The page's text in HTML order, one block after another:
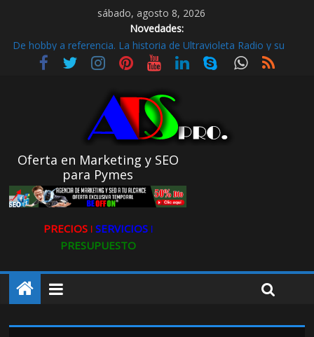
sábado, agosto 8, 2026
Novedades:
De hobby a referencia. La historia de Ultravioleta Radio y su
impacto en el mundo digital
Radio Taxi en Aljarafe y las Redes Sociales
Maximiza la Visibilidad de tu Clínica Dental en Directorios
Stop Fly Guía práctica y Cómo detectar microcarencias
Oferta en Marketing y SEO
para Pymes
PRECIOS ǀ SERVICIOS ǀ
PRESUPUESTO